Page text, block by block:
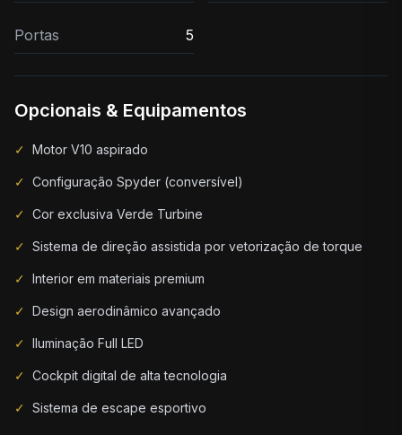
Portas 5
Opcionais & Equipamentos
✓ Motor V10 aspirado
✓ Configuração Spyder (conversível)
✓ Cor exclusiva Verde Turbine
✓ Sistema de direção assistida por vetorização de torque
✓ Interior em materiais premium
✓ Design aerodinâmico avançado
✓ Iluminação Full LED
✓ Cockpit digital de alta tecnologia
✓ Sistema de escape esportivo